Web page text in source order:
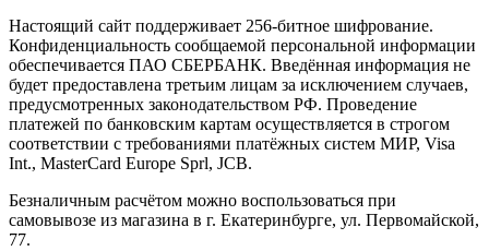
Настоящий сайт поддерживает 256-битное шифрование.
Конфиденциальность сообщаемой персональной информации
обеспечивается ПАО СБЕРБАНК. Введённая информация не
будет предоставлена третьим лицам за исключением случаев,
предусмотренных законодательством РФ. Проведение
платежей по банковским картам осуществляется в строгом
соответствии с требованиями платёжных систем МИР, Visa
Int., MasterCard Europe Sprl, JCB.
Безналичным расчётом можно воспользоваться при
самовывозе из магазина в г. Екатеринбурге, ул. Первомайской,
77.